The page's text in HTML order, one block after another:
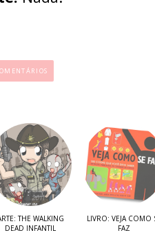
THE WALKING
DEAD INFANTIL
LIVRO: VEJA COMO
FAZ